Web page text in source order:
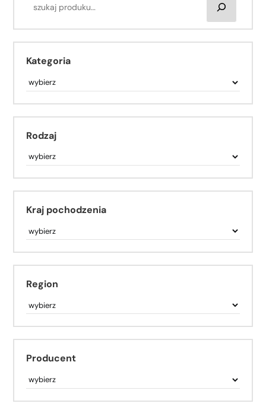
Kategoria
Rodzaj
Kraj pochodzenia
Region
Producent